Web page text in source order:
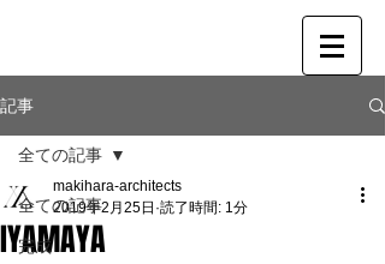
記事
全ての記事
完成
全ての記事
IYAMAYA
makihara-architects
2019年2月25日 読了時間: 1分